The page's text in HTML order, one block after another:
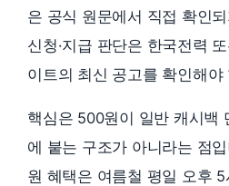
은 공식 원문에서 직접 확인
신청·지급 판단은 한국전력
이트의 최신 공고를 확인해야
핵심은 500원이 일반 캐시백
에 붙는 구조가 아니라는 점
원 혜택은 여름철 평일 오후